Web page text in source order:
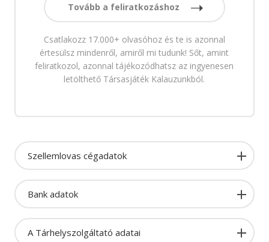
Tovább a feliratkozáshoz
Csatlakozz 17.000+ olvasóhoz és te is azonnal
értesülsz mindenről, amiről mi tudunk! Sőt, amint
feliratkozol, azonnal tájékozódhatsz az ingyenesen
letölthető Társasjáték Kalauzunkból.
Szellemlovas cégadatok
Bank adatok
A Tárhelyszolgáltató adatai